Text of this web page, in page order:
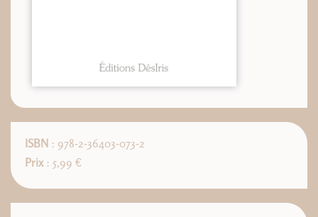
ISBN : 978-2-36403-073-2
Prix : 5,99 €